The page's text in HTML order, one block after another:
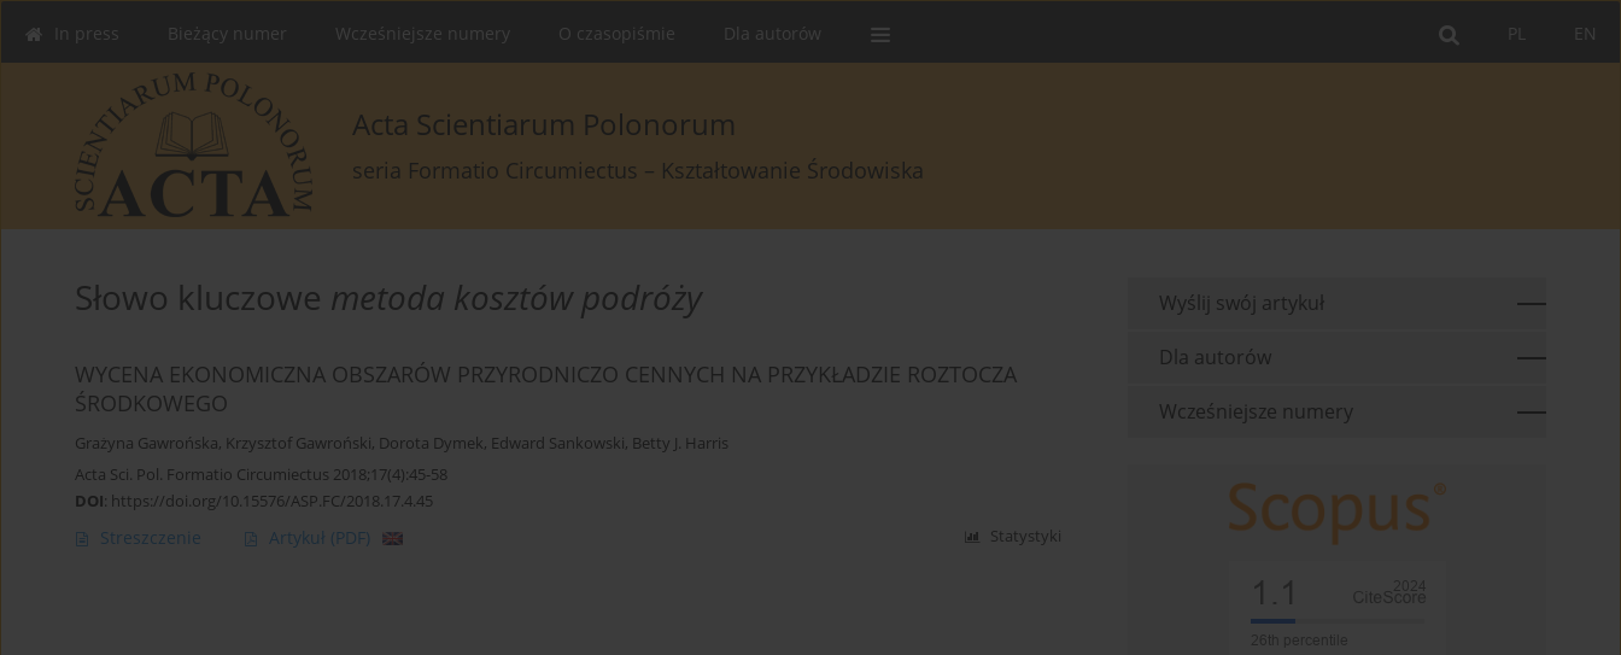
EN
PL
In press Bieżący numer Wcześniejsze numery O czasopiśmie Dla autorów
Acta Scientiarum Polonorum
seria Formatio Circumiectus – Kształtowanie Środowiska
Słowo kluczowe metoda kosztów podróży
WYCENA EKONOMICZNA OBSZARÓW PRZYRODNICZO CENNYCH NA PRZYKŁADZIE ROZTOCZA
ŚRODKOWEGO
Grażyna Gawrońska, Krzysztof Gawroński, Dorota Dymek, Edward Sankowski, Betty J. Harris
Acta Sci. Pol. Formatio Circumiectus 2018;17(4):45-58
DOI: https://doi.org/10.15576/ASP.FC/2018.17.4.45
Streszczenie Artykuł (PDF) Statystyki
Wyślij swój artykuł
Dla autorów
Wcześniejsze numery